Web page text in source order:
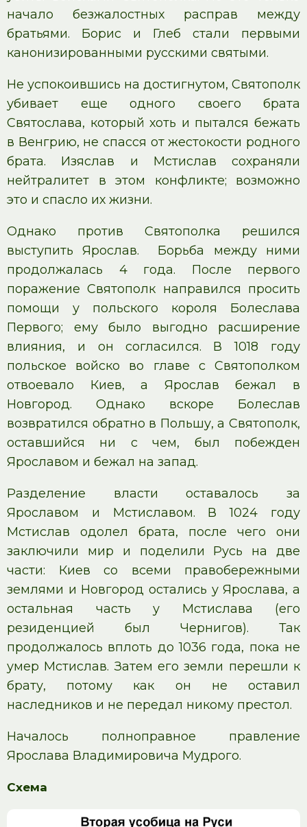
начало безжалостных расправ между
братьями. Борис и Глеб стали первыми
канонизированными русскими святыми.
Не успокоившись на достигнутом, Святополк
убивает еще одного своего брата
Святослава, который хоть и пытался бежать
в Венгрию, не спасся от жестокости родного
брата. Изяслав и Мстислав сохраняли
нейтралитет в этом конфликте; возможно
это и спасло их жизни.
Однако против Святополка решился
выступить Ярослав. Борьба между ними
продолжалась 4 года. После первого
поражение Святополк направился просить
помощи у польского короля Болеслава
Первого; ему было выгодно расширение
влияния, и он согласился. В 1018 году
польское войско во главе с Святополком
отвоевало Киев, а Ярослав бежал в
Новгород. Однако вскоре Болеслав
возвратился обратно в Польшу, а Святополк,
оставшийся ни с чем, был побежден
Ярославом и бежал на запад.
Разделение власти оставалось за
Ярославом и Мстиславом. В 1024 году
Мстислав одолел брата, после чего они
заключили мир и поделили Русь на две
части: Киев со всеми правобережными
землями и Новгород остались у Ярослава, а
остальная часть у Мстислава (его
резиденцией был Чернигов). Так
продолжалось вплоть до 1036 года, пока не
умер Мстислав. Затем его земли перешли к
брату, потому как он не оставил
наследников и не передал никому престол.
Началось полноправное правление
Ярослава Владимировича Мудрого.
Схема